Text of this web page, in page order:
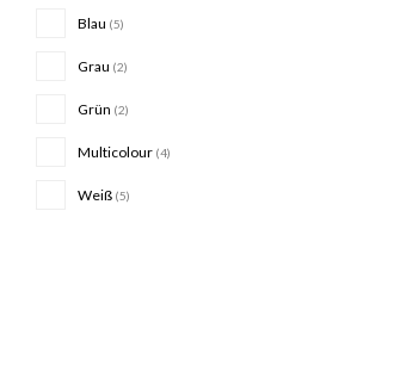
Blau (5)
Grau (2)
Grün (2)
Multicolour (4)
Weiß (5)